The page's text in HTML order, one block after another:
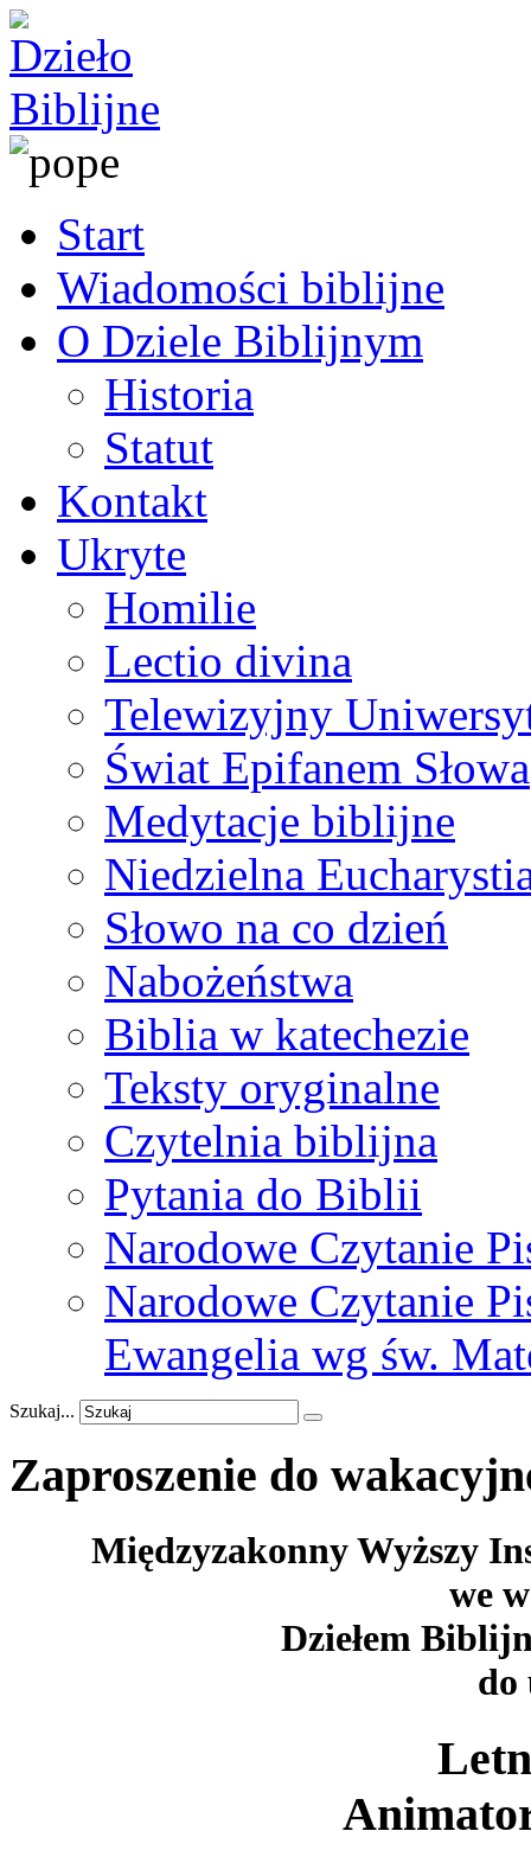
Start
Wiadomości biblijne
O Dziele Biblijnym
Historia
Statut
Kontakt
Ukryte
Homilie
Lectio divina
Telewizyjny
Świat Epifanem Słowa
Medytacje biblijne
Niedzielna
Słowo na co dzień
Nabożeństwa
Biblia w katechezie
Teksty oryginalne
Czytelnia biblijna
Pytania do Biblii
Narodowe Czytanie
Narodowe Czytanie
Ewangelia wg św.
Szukaj...
Zaproszenie do
Międzyzakonny Wyższy
we
Dziełem
do